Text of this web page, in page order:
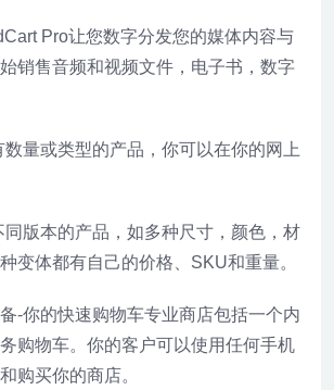
Pro让您数字分发您的媒体内容与
销售音频和视频文件，电子书，数字
数量或类型的产品，你可以在你的网上
同版本的产品，如多种尺寸，颜色，材
变体都有自己的价格、SKU和重量。
-你的快速购物车专业商店包括一个内
购物车。你的客户可以使用任何手机
购买你的商店。